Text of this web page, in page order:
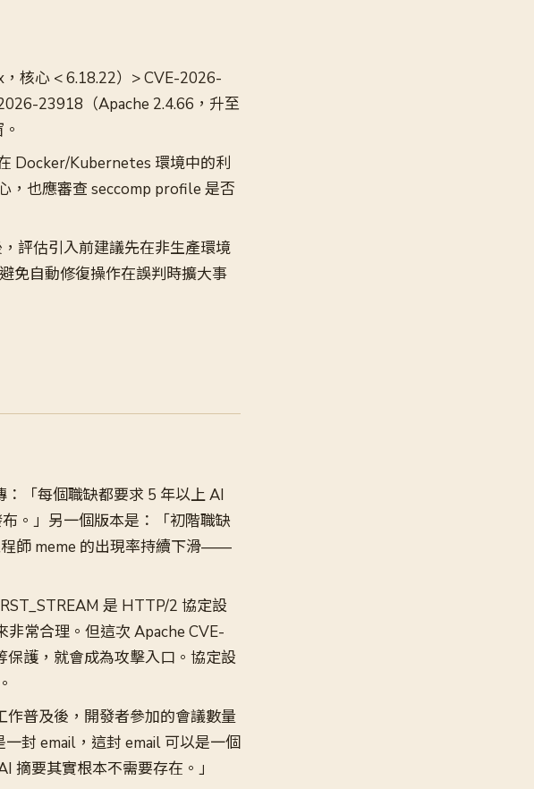
核心 < 6.18.22）> CVE-2026-
23918（Apache 2.4.66，升至
Docker/Kubernetes 環境中的利
，也應審查 seccomp profile 是否
評估引入前建議先在非生產環境
免自動修復操作在誤判時擴大事
：「每個職缺都要求 5 年以上 AI
。」另一個版本是：「初階職缺
師 meme 的出現率持續下滑——
RST_STREAM 是 HTTP/2 協定設
常合理。但這次 Apache CVE-
護，就會成為攻擊入口。協定設
作普及後，開發者參加的會議數量
封 email，這封 email 可以是一個
摘要其實根本不需要存在。」